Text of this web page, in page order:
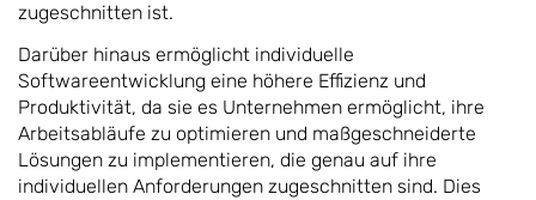
zugeschnitten ist.
Darüber hinaus ermöglicht individuelle
Softwareentwicklung eine höhere Effizienz und
Produktivität, da sie es Unternehmen ermöglicht, ihre
Arbeitsabläufe zu optimieren und maßgeschneiderte
Lösungen zu implementieren, die genau auf ihre
individuellen Anforderungen zugeschnitten sind. Dies